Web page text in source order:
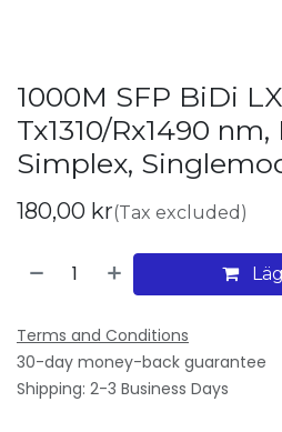
1000M SFP BiDi
Tx1310/Rx1490
Simplex,
180,00 kr(Tax excluded)
Terms and Conditions
30-day money-back guarantee
Shipping: 2-3 Business Days